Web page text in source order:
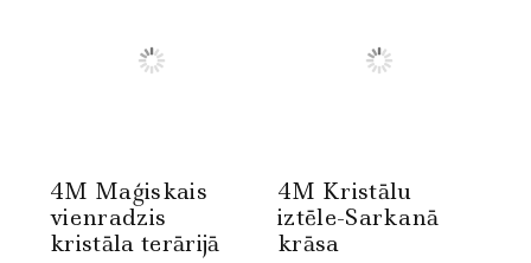
4M Maģiskais
vienradzis
kristāla terārijā
4M Kristālu
iztēle-Sarkanā
krāsa